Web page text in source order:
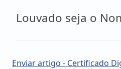
Louvado seja o
Enviar artigo - Certificado